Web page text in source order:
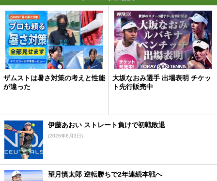
ザムストは暑さ対策の考えと性能
が違った
大坂なおみ選手 出場表明 チケッ
ト先行販売中
伊藤あおい ストレート負けで初戦敗退
(2026年8月3日)
望月慎太郎 逆転勝ちで2年連続本戦へ